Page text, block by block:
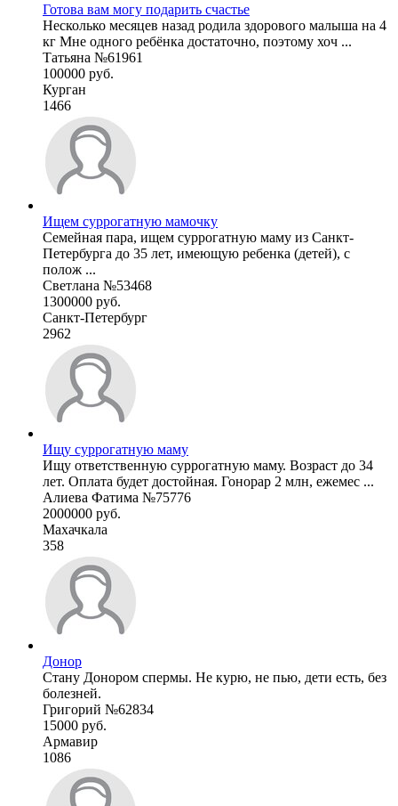
Готова вам могу подарить счастье
Несколько месяцев назад родила здорового малыша на 4
кг Мне одного ребёнка достаточно, поэтому хоч ...
Татьяна №61961
100000 руб.
Курган
1466
Ищем суррогатную мамочку
Семейная пара, ищем суррогатную маму из Санкт-
Петербурга до 35 лет, имеющую ребенка (детей), с
полож ...
Светлана №53468
1300000 руб.
Санкт-Петербург
2962
Ищу суррогатную маму
Ищу ответственную суррогатную маму. Возраст до 34
лет. Оплата будет достойная. Гонорар 2 млн, ежемес ...
Алиева Фатима №75776
2000000 руб.
Махачкала
358
Донор
Стану Донором спермы. Не курю, не пью, дети есть, без
болезней.
Григорий №62834
15000 руб.
Армавир
1086